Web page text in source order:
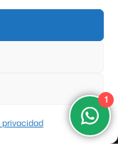
privacidad
en habitación
1